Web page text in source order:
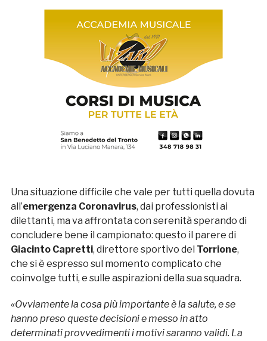
Una situazione difficile che vale per tutti quella dovuta
all’emergenza Coronavirus, dai professionisti ai
dilettanti, ma va affrontata con serenità sperando di
concludere bene il campionato: questo il parere di
Giacinto Capretti, direttore sportivo del Torrione,
che si è espresso sul momento complicato che
coinvolge tutti, e sulle aspirazioni della sua squadra.
«Ovviamente la cosa più importante è la salute, e se
hanno preso queste decisioni e messo in atto
determinati provvedimenti i motivi saranno validi. La